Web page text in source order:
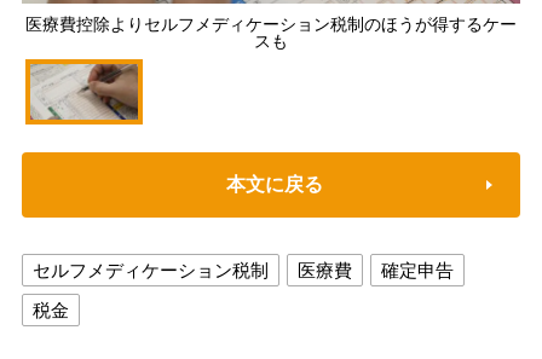
医療費控除よりセルフメディケーション税制のほうが得するケー
スも
本文に戻る
セルフメディケーション税制 医療費
確定申告
税金